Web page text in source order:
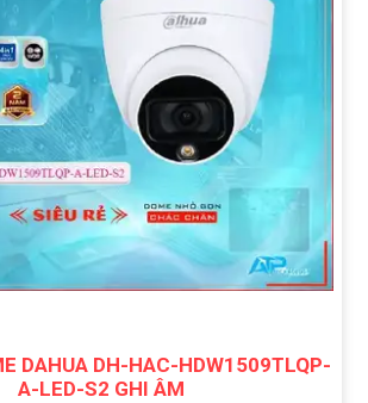
DAHUA DH-HAC-HDW1509TLQP-
A-LED-S2 GHI ÂM